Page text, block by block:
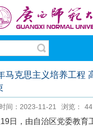
马克思主义培养工程
时间：2023-11-21 浏览：
日，由自治区党委教育